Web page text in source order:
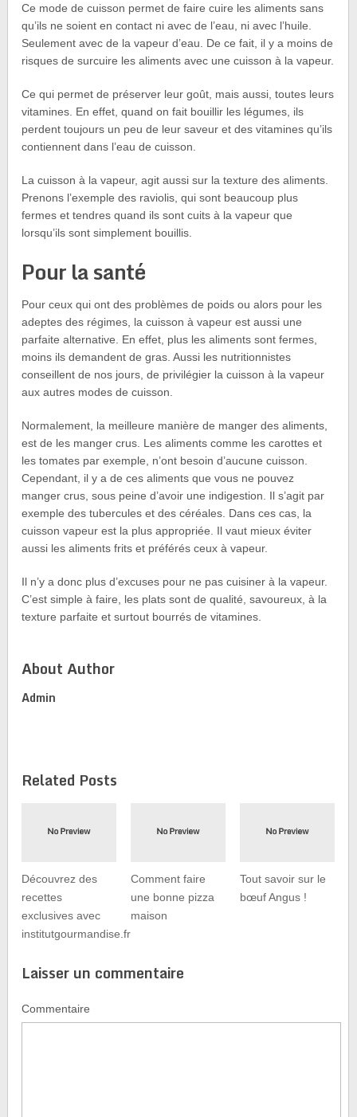
Ce mode de cuisson permet de faire cuire les aliments sans
qu’ils ne soient en contact ni avec de l’eau, ni avec l’huile.
Seulement avec de la vapeur d’eau. De ce fait, il y a moins de
risques de surcuire les aliments avec une cuisson à la vapeur.
Ce qui permet de préserver leur goût, mais aussi, toutes leurs
vitamines. En effet, quand on fait bouillir les légumes, ils
perdent toujours un peu de leur saveur et des vitamines qu’ils
contiennent dans l’eau de cuisson.
La cuisson à la vapeur, agit aussi sur la texture des aliments.
Prenons l’exemple des raviolis, qui sont beaucoup plus
fermes et tendres quand ils sont cuits à la vapeur que
lorsqu’ils sont simplement bouillis.
Pour la santé
Pour ceux qui ont des problèmes de poids ou alors pour les
adeptes des régimes, la cuisson à vapeur est aussi une
parfaite alternative. En effet, plus les aliments sont fermes,
moins ils demandent de gras. Aussi les nutritionnistes
conseillent de nos jours, de privilégier la cuisson à la vapeur
aux autres modes de cuisson.
Normalement, la meilleure manière de manger des aliments,
est de les manger crus. Les aliments comme les carottes et
les tomates par exemple, n’ont besoin d’aucune cuisson.
Cependant, il y a de ces aliments que vous ne pouvez
manger crus, sous peine d’avoir une indigestion. Il s’agit par
exemple des tubercules et des céréales. Dans ces cas, la
cuisson vapeur est la plus appropriée. Il vaut mieux éviter
aussi les aliments frits et préférés ceux à vapeur.
Il n’y a donc plus d’excuses pour ne pas cuisiner à la vapeur.
C’est simple à faire, les plats sont de qualité, savoureux, à la
texture parfaite et surtout bourrés de vitamines.
About Author
Admin
Related Posts
Découvrez des
recettes
exclusives avec
institutgourmandise.fr
Comment faire
une bonne pizza
maison
Tout savoir sur le
bœuf Angus !
Laisser un commentaire
Commentaire